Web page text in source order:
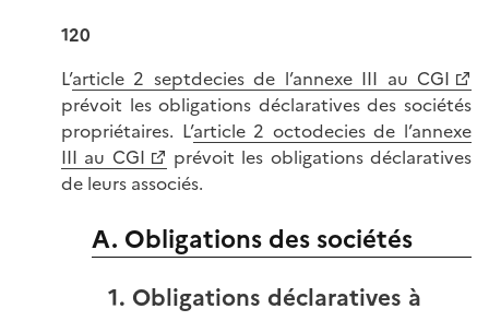
120
L’article 2 septdecies de l’annexe III au CGI
prévoit les obligations déclaratives des sociétés
propriétaires. L’article 2 octodecies de l’annexe
III au CGI
prévoit les obligations déclaratives
de leurs associés.
A. Obligations des sociétés
1. Obligations déclaratives à